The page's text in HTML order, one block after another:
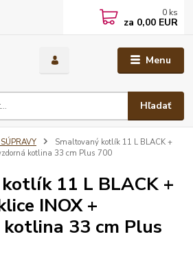
Menu
Hľadať
0 ks
za 0,00 EUR
Smaltovaný kotlík 11 L BLACK +
kotlina 33 cm Plus 700
11 L BLACK +
INOX +
33 cm Plus